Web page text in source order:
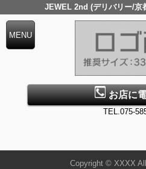
JEWEL 2nd (デリバリー/京
お店に
TEL.075-
Copyright © XXXX